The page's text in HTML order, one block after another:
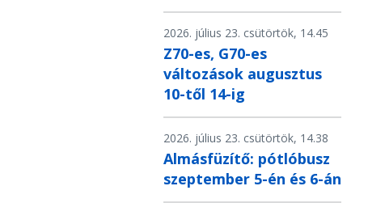
2026. július 23. csütörtök, 14.45
Z70-es, G70-es
változások augusztus
10-től 14-ig
2026. július 23. csütörtök, 14.38
Almásfüzítő: pótlóbusz
szeptember 5-én és 6-án